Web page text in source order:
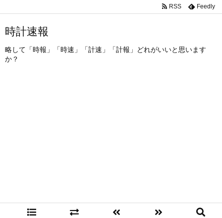
時計速報
略して「時報」「時速」「計速」「計報」どれがいいと思います
か？
RSS Feedly